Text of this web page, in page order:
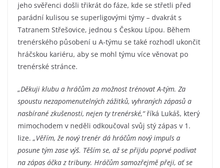
jeho svěřenci došli třikrát do fáze, kde se střetli před
parádní kulisou se superligovými týmy – dvakrát s
Tatranem Střešovice, jednou s Českou Lípou. Během
trenérského působení u A-týmu se také rozhodl ukončit
hráčskou kariéru, aby se mohl týmu více věnovat po
trenérské stránce.
„Děkuji klubu a hráčům za možnost trénovat A-tým. Za
spoustu nezapomenutelných zážitků, vyhraných zápasů a
nasbírané zkušenosti, nejen ty trenérské,“říká Lukáš, který
mimochodem v neděli odkoučoval svůj stý zápas v 1.
lize. „Věřím, že nový trenér dá hráčům nový impuls a
posune tým zase výš. Těším se, až se přijdu poprvé podívat
na zápas áčka z tribuny. Hráčům samozřejmě přeji, ať se